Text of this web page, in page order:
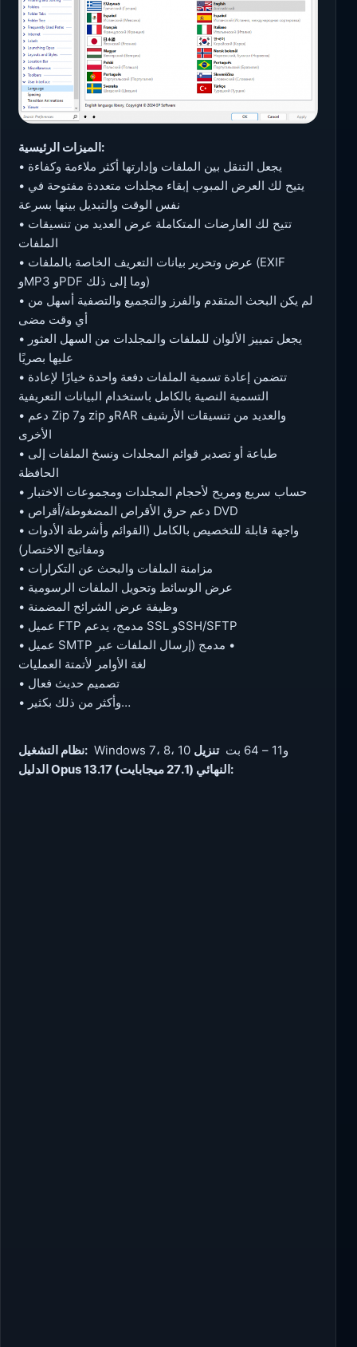
الميزات الرئيسية:
• يجعل التنقل بين الملفات وإدارتها أكثر ملاءمة وكفاءة
• يتيح لك العرض المبوب إبقاء مجلدات متعددة مفتوحة في
نفس الوقت والتبديل بينها بسرعة
• تتيح لك العارضات المتكاملة عرض العديد من تنسيقات
الملفات
• عرض وتحرير بيانات التعريف الخاصة بالملفات (EXIF
وMP3 وPDF وما إلى ذلك)
• لم يكن البحث المتقدم والفرز والتجميع والتصفية أسهل من
أي وقت مضى
• يجعل تمييز الألوان للملفات والمجلدات من السهل العثور
عليها بصريًا
• تتضمن إعادة تسمية الملفات دفعة واحدة خيارًا لإعادة
التسمية النصية بالكامل باستخدام البيانات التعريفية
• دعم Zip و7 zip وRAR والعديد من تنسيقات الأرشيف
الأخرى
• طباعة أو تصدير قوائم المجلدات ونسخ الملفات إلى
الحافظة
• حساب سريع ومريح لأحجام المجلدات ومجموعات الاختبار
• دعم حرق الأقراص المضغوطة/أقراص DVD
• واجهة قابلة للتخصيص بالكامل (القوائم وأشرطة الأدوات
ومفاتيح الاختصار)
• مزامنة الملفات والبحث عن التكرارات
• عرض الوسائط وتحويل الملفات الرسومية
• وظيفة عرض الشرائح المضمنة
• عميل FTP مدمج، يدعم SSL وSSH/SFTP
• عميل SMTP مدمج (إرسال الملفات عبر •
لغة الأوامر لأتمتة العمليات
• تصميم حديث فعال
• وأكثر من ذلك بكثير…
نظام التشغيل: Windows 7، 8، 10 و11 – 64 بت
تنزيل
الدليل Opus 13.17 النهائي (27.1 ميجابايت):